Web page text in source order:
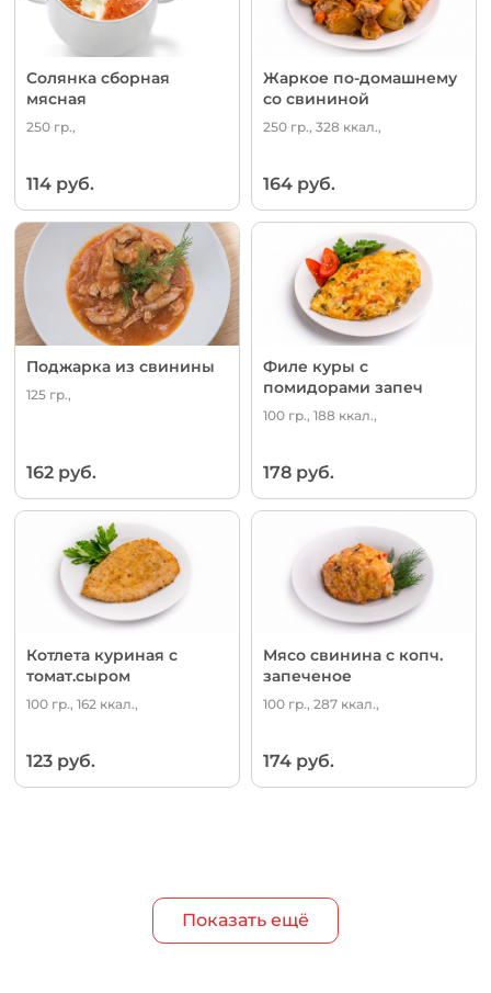
Солянка сборная
мясная
250 гр.,
114 руб.
Жаркое по-домашнему
со свининой
250 гр., 328 ккал.,
164 руб.
Поджарка из свинины
125 гр.,
162 руб.
Филе куры с
помидорами запеч
100 гр., 188 ккал.,
178 руб.
Котлета куриная с
томат.сыром
100 гр., 162 ккал.,
123 руб.
Мясо свинина с копч.
запеченое
100 гр., 287 ккал.,
174 руб.
Показать ещё